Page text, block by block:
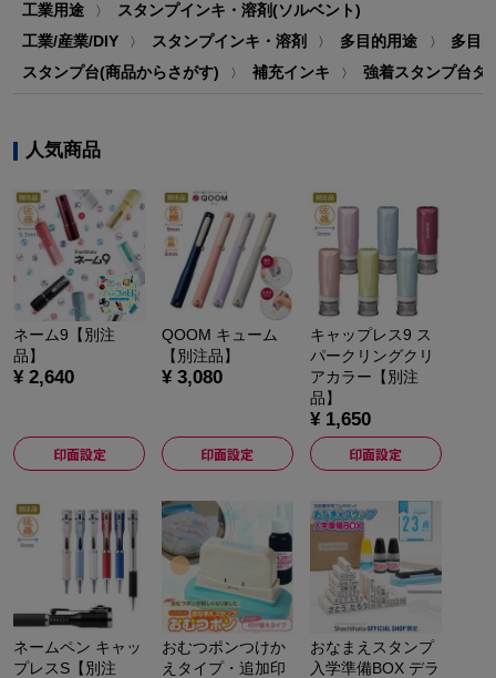
工業用途 〉
スタンプインキ・溶剤(ソルベント)
工業/産業/DIY
〉 スタンプインキ・溶剤 〉 多目的用途 〉
多目
スタンプ台(商品からさがす)
〉 補充インキ 〉 強着スタンプ台タ
人気商品
ネーム9【別注
品】
¥ 2,640
印面設定
QOOM キューム
【別注品】
¥ 3,080
印面設定
キャップレス9 ス
パークリングクリ
アカラー【別注
品】
¥ 1,650
印面設定
ネームペン キャッ
プレスS【別注
おむつポンつけか
えタイプ・追加印
おなまえスタンプ
入学準備BOX デラ